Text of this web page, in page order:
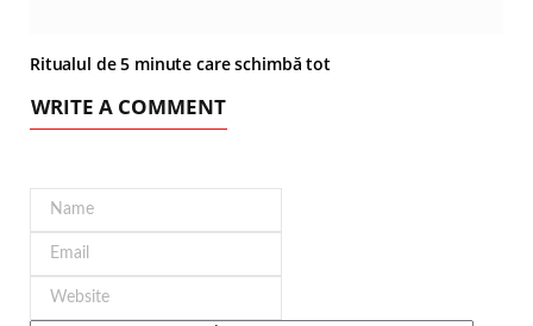
Ritualul de 5 minute care schimbă tot
WRITE A COMMENT